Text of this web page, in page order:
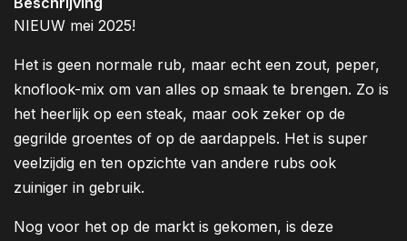
NIEUW mei 2025!
Het is geen normale rub, maar echt een zout, peper,
knoflook-mix om van alles op smaak te brengen. Zo is
het heerlijk op een steak, maar ook zeker op de
gegrilde groentes of op de aardappels. Het is super
veelzijdig en ten opzichte van andere rubs ook
zuiniger in gebruik.
Nog voor het op de markt is gekomen, is deze